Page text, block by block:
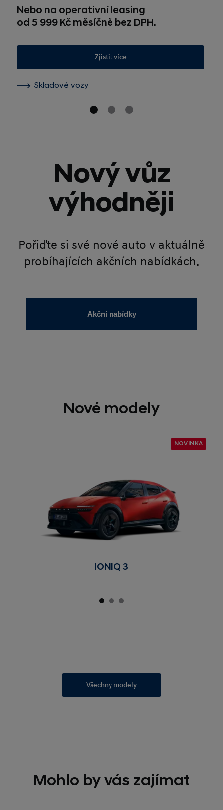
Nebo na operativní leasing
od 5 999 Kč měsíčně bez DPH.
Zjistit více
Skladové vozy
Nový vůz
výhodněji
Pořiďte si své nové auto v aktuálně
probíhajících akčních nabídkách.
Akční nabídky
Nové modely
NOVINKA
IONIQ 3
Všechny modely
Mohlo by vás zajímat